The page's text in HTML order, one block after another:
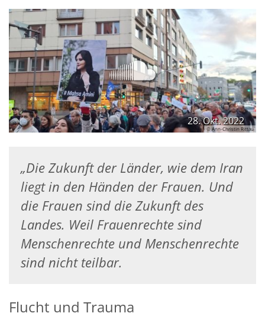
28. Okt. 2022
© Ann-Christin Rittau
„Die Zukunft der Länder, wie dem Iran
liegt in den Händen der Frauen. Und
die Frauen sind die Zukunft des
Landes. Weil Frauenrechte sind
Menschenrechte und Menschenrechte
sind nicht teilbar.
Flucht und Trauma